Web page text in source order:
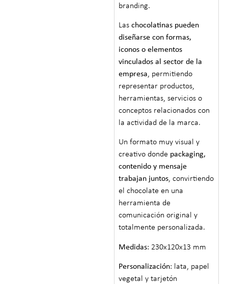
branding.
Laschocolatinas pueden
diseñarse con formas,
iconos o elementos
vinculados al sector de la
empresa, permitiendo
representar productos,
herramientas, servicios o
conceptos relacionados con
la actividad de la marca.
Un formato muy visual y
creativo donde packaging,
contenido y mensaje
trabajan juntos, convirtiendo
el chocolate en una
herramienta de
comunicación original y
totalmente personalizada.
Medidas: 230x120x13 mm
Personalización: lata, papel
vegetal y tarjetón